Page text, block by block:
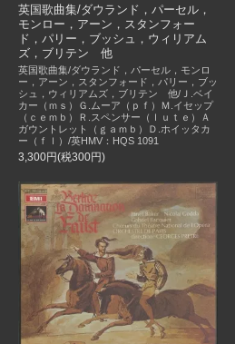
英国歌曲集/ダウランド，パーセル，
モンロー，アーン，スタンフォー
ド，パリー，ブッシュ，ウィリアム
ズ，ブリテン 他
英国歌曲集/ダウランド，パーセル，モンロ
ー，アーン，スタンフォード，パリー，ブッ
シュ，ウィリアムズ，ブリテン 他/Ｊ.ベイ
カー（ｍｓ）Ｇ.ムーア（ｐｆ）Ｍ.イセップ
（ｃｅｍｂ）Ｒ.スペンサー（ｌｕｔｅ）Ａ
ガウントレット（ｇａｍｂ）Ｄ.ホイッタカ
ー（ｆｌ）/英HMV：HQS 1091
3,300円(税300円)